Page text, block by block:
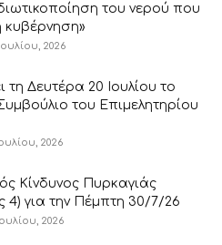
του νερού που
κυβέρνηση»
2026
τη Δευτέρα 20 Ιουλίου το
του Επιμελητηρίου
2026
Κίνδυνος Πυρκαγιάς
4) για την Πέμπτη 30/7/26
2026